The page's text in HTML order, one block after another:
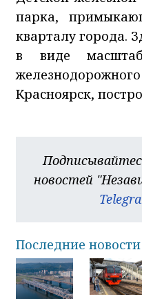
парка,
кварталу города.
в виде
Красноярск,
новостей
Последние